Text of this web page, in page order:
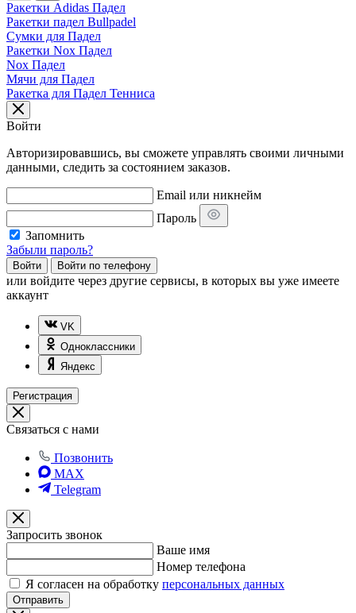
Ракетки Adidas Падел
Ракетки падел Bullpadel
Сумки для Падел
Ракетки Nox Падел
Nox Падел
Мячи для Падел
Ракетка для Падел Тенниса
Войти
Авторизировавшись, вы сможете управлять своими личными
данными, следить за состоянием заказов.
Email или никнейм
Пароль
Запомнить
Забыли пароль?
Войти Войти по телефону
или войдите через другие сервисы, в которых вы уже имеете
аккаунт
VK
Одноклассники
Яндекс
Регистрация
Связаться с нами
Позвонить
MAX
Telegram
Запросить звонок
Ваше имя
Номер телефона
Я согласен на обработку персональных данных
Отправить